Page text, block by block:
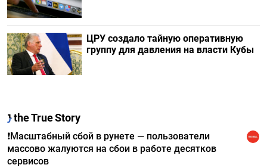
ЦРУ создало тайную оперативную
группу для давления на власти Кубы